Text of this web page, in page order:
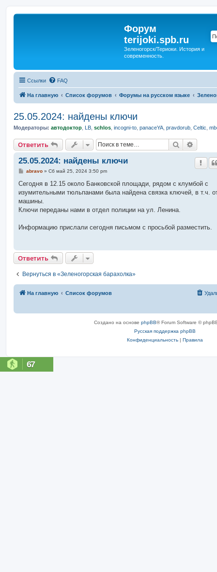
Форум
terijoki.spb.ru
Зеленогорск/Териоки. История и
современность.
Ссылки FAQ
На главную Список форумов Форумы на русском языке
25.05.2024: найдены ключи
Модераторы: автодоктор LB schlos incogni-to panaceYA pravdorub Celtic
Ответить Поиск
25.05.2024: найдены ключи
С
о
щ
е
и
abravo» Сб май 25, 2024 3:50 pm
Сегодня в 12.15 около Банковской площади, рядом с клумбой с
изумительными тюльпанами была найдена связка ключей, в т.ч.
машины.
Ключи переданы нами в отдел полиции на ул. Ленина.
Информацию прислали сегодня письмом с просьбой разместить.
Ответить
Вернуться в «Зеленогорская барахолка»
На главную Список форумов
Создано на основе phpBB® Forum Software ©
Русская поддержка phpBB
Конфиденциальность | Правила
67